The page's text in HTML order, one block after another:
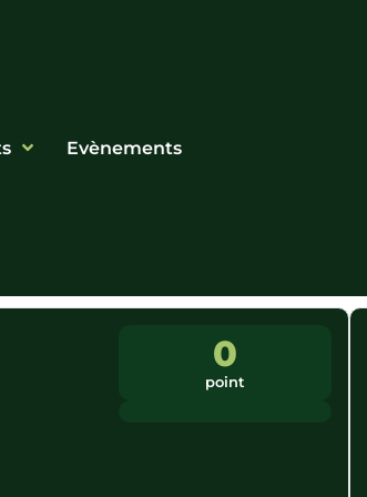
Evènements
0
point